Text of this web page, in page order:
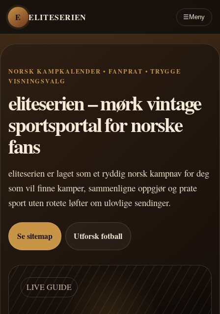
E ELITESERIEN ☰ Meny
NORSK KAMPKALENDER • FANPRAT • TRYGGE
VISNINGSVALG
eliteserien – mørk vintage
sportsportal for norske
fans
eliteserien er laget som et ryddig norsk kampnav for deg
som vil finne kamper, sammenligne oppgjør og prate
sport uten rotete løfter om ulovlige sendinger.
Se sitemap Utforsk fotball
LIVE GUIDE